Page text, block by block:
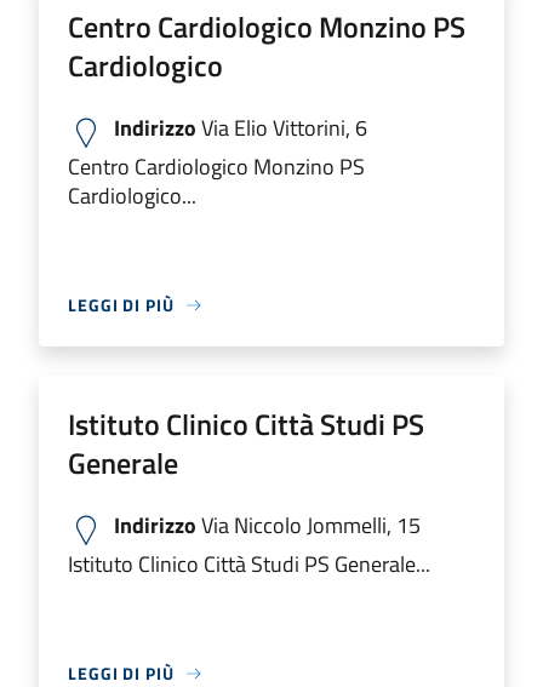
Centro Cardiologico Monzino PS
Cardiologico
IndirizzoVia Elio Vittorini, 6
Centro Cardiologico Monzino PS
Cardiologico...
LEGGI DI PIÙ
Istituto Clinico Città Studi PS
Generale
IndirizzoVia Niccolo Jommelli, 15
Istituto Clinico Città Studi PS Generale...
LEGGI DI PIÙ